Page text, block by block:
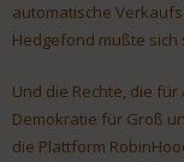
automatische
Hedgefond mußte
Und die Rechte, die
Demokratie für Groß
die Plattform